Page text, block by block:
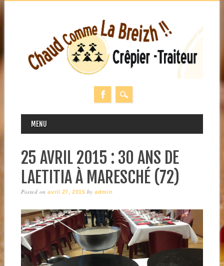
MAIN MENU
MENU
25 AVRIL 2015 : 30 ANS DE
LAETITIA À MARESCHÉ (72)
Posted onavril 27, 2015 byadmin